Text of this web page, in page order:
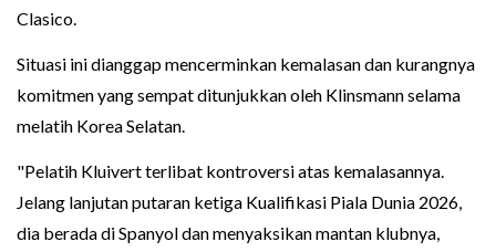
Clasico.
Situasi ini dianggap mencerminkan kemalasan dan kurangnya
komitmen yang sempat ditunjukkan oleh Klinsmann selama
melatih Korea Selatan.
"Pelatih Kluivert terlibat kontroversi atas kemalasannya.
Jelang lanjutan putaran ketiga Kualifikasi Piala Dunia 2026,
dia berada di Spanyol dan menyaksikan mantan klubnya,